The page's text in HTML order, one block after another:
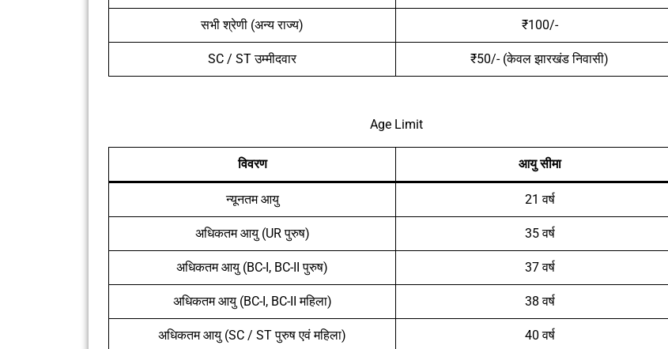
सभी श्रेणी (अन्य राज्य) ₹100/-
SC / ST उम्मीदवार ₹50/- (केवल झारखंड निवासी)
Age Limit
विवरण आयु सीमा
न्यूनतम आयु 21 वर्ष
अधिकतम आयु (UR पुरुष) 35 वर्ष
अधिकतम आयु (BC-I, BC-II पुरुष) 37 वर्ष
अधिकतम आयु (BC-I, BC-II महिला) 38 वर्ष
अधिकतम आयु (SC / ST पुरुष एवं महिला) 40 वर्ष